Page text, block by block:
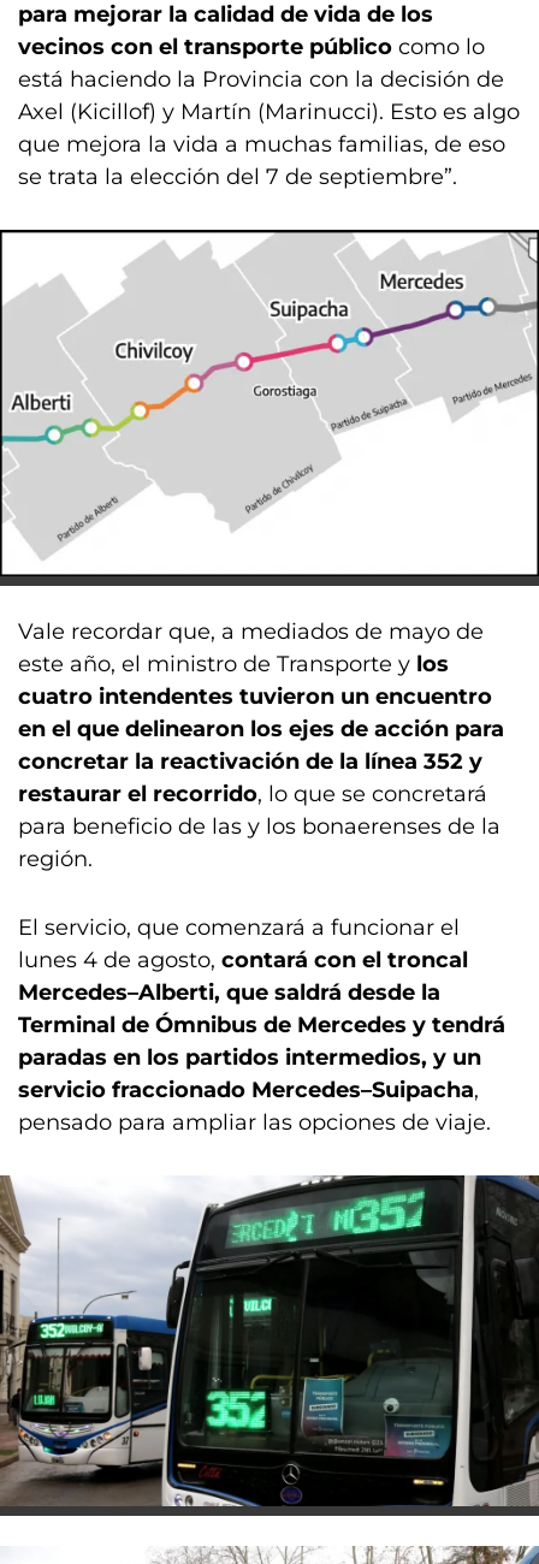
para mejorar la calidad de vida de los
vecinos con el transporte público como lo
está haciendo la Provincia con la decisión de
Axel (Kicillof) y Martín (Marinucci). Esto es algo
que mejora la vida a muchas familias, de eso
se trata la elección del 7 de septiembre”.
Vale recordar que, a mediados de mayo de
este año, el ministro de Transporte y los
cuatro intendentes tuvieron un encuentro
en el que delinearon los ejes de acción para
concretar la reactivación de la línea 352 y
restaurar el recorrido, lo que se concretará
para beneficio de las y los bonaerenses de la
región.
El servicio, que comenzará a funcionar el
lunes 4 de agosto, contará con el troncal
Mercedes–Alberti, que saldrá desde la
Terminal de Ómnibus de Mercedes y tendrá
paradas en los partidos intermedios, y un
servicio fraccionado Mercedes–Suipacha,
pensado para ampliar las opciones de viaje.